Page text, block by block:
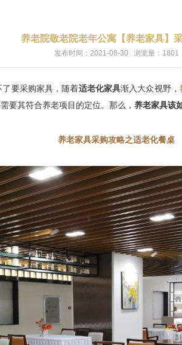
养老院敬老院老年公寓【养老家具】
发布时间：2021-08-30 浏览量：1801
要采购家具，随着适老化家具渐入大众视野，
要其符合养老项目的定位。那么， 养老家具该
养老家具采购攻略之适老化餐桌